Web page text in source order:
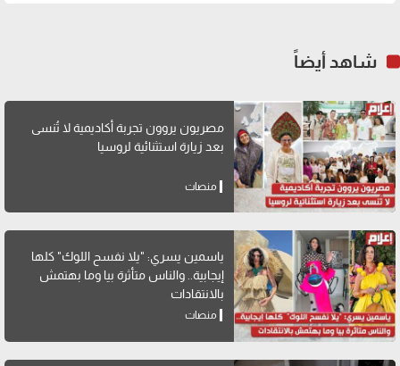
شاهد أيضاً
مصريون يروون تجربة أكاديمية لا تُنسى
بعد زيارة استثنائية لروسيا
منصات
ياسمين يسري: "يلا نفسح اللوك" كلها
إيجابية.. والناس متأثرة بيا وما بهتمش
بالانتقادات
منصات